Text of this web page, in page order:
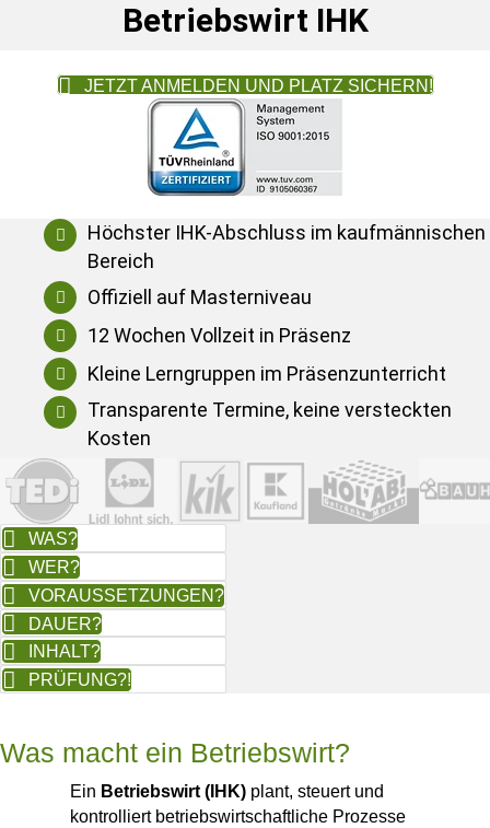
Betriebswirt IHK
JETZT ANMELDEN UND PLATZ SICHERN!
Höchster IHK-Abschluss im kaufmännischen
Bereich
Offiziell auf Masterniveau
12 Wochen Vollzeit in Präsenz
Kleine Lerngruppen im Präsenzunterricht
Transparente Termine, keine versteckten
Kosten
WAS?
WER?
VORAUSSETZUNGEN?
DAUER?
INHALT?
PRÜFUNG?!
Was macht ein Betriebswirt?
Ein Betriebswirt (IHK) plant, steuert und
kontrolliert betriebswirtschaftliche Prozesse